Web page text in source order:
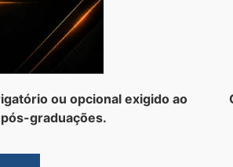
ou opcional exigido ao
graduações.